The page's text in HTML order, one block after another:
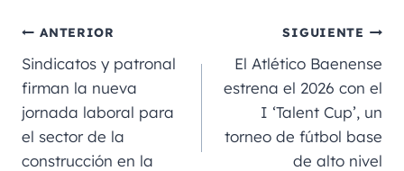
e
b
o
o
k
l
m n
er
A
p
a
rt
ir
ANTERIOR
Sindicatos y patronal
firman la nueva
jornada laboral para
el sector de la
construcción en la
SIGUIENTE
El Atlético Baenense
estrena el 2026 con el
I ‘Talent Cup’, un
torneo de fútbol base
de alto nivel